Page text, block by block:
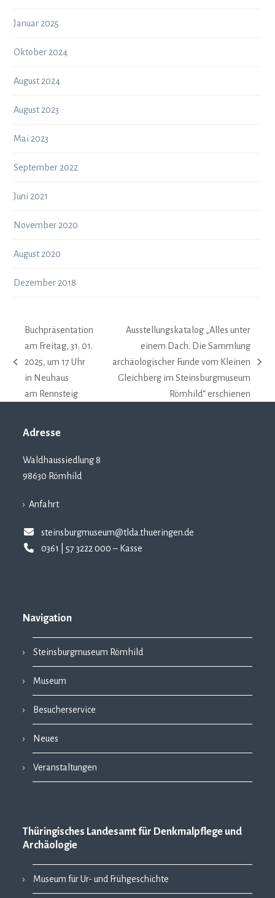
Januar 2025
Oktober 2024
August 2024
August 2023
Mai 2023
September 2022
Juni 2021
November 2020
August 2020
Dezember 2018
vorheriger
Buchpräsentation
am Freitag, 31. 01.
2025, um 17 Uhr
in Neuhaus
am Rennsteig
Ausstellungskatalog „Alles unter
einem Dach. Die Sammlung
archäologischer Funde vom Kleinen
Gleichberg im Steinsburgmuseum
Römhild“ erschienen
Adresse
Waldhaussiedlung 8
98630 Römhild
› Anfahrt
steinsburgmuseum@tlda.thueringen.de
0361 | 57 3222 000 – Kasse
Navigation
Steinsburgmuseum Römhild
Museum
Besucherservice
Neues
Veranstaltungen
Thüringisches Landesamt für Denkmalpflege und
Archäologie
Museum für Ur- und Frühgeschichte